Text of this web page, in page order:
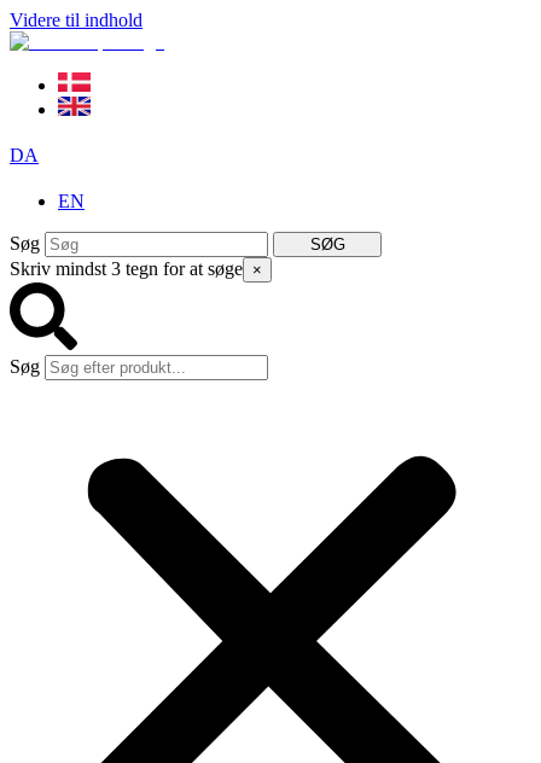
Videre til indhold
DA
EN
Søg SØG
Skriv mindst 3 tegn for at søge ×
Søg